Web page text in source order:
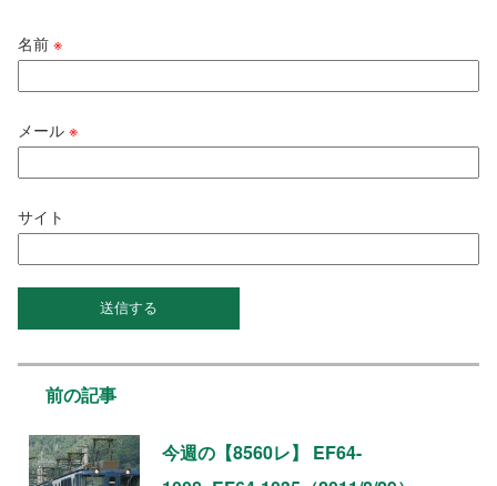
名前※
メール※
サイト
前の記事
今週の【8560レ】 EF64-